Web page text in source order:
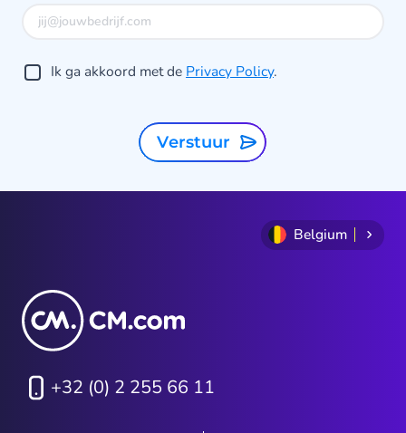
Ik ga akkoord met de Privacy Policy.
Verstuur
Belgium
+32 (0) 2 255 66 11